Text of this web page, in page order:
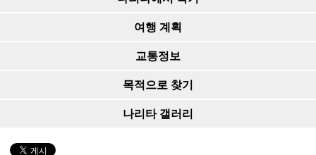
여행 계획
교통정보
목적으로 찾기
나리타 갤러리